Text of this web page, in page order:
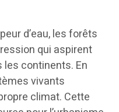
d’eau, les forêts
qui aspirent
les continents. En
vivants
climat. Cette